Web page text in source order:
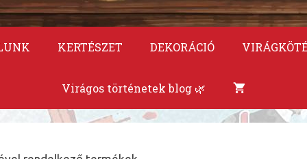
KERTÉSZET DEKORÁCIÓ
Virágos történetek blog 🌿